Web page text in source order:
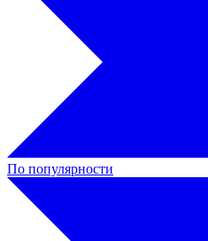
По популярности